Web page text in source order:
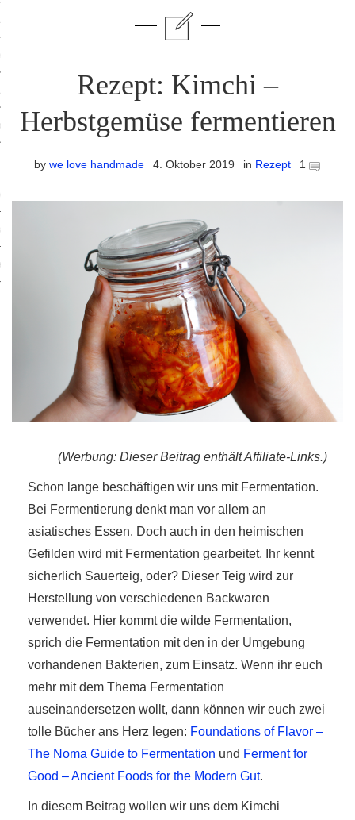
Rezept: Kimchi –
Herbstgemüse fermentieren
by we love handmade 4. Oktober 2019 in Rezept 1
(Werbung: Dieser Beitrag enthält Affiliate-Links.)
Schon lange beschäftigen wir uns mit Fermentation.
Bei Fermentierung denkt man vor allem an
asiatisches Essen. Doch auch in den heimischen
Gefilden wird mit Fermentation gearbeitet. Ihr kennt
sicherlich Sauerteig, oder? Dieser Teig wird zur
Herstellung von verschiedenen Backwaren
verwendet. Hier kommt die wilde Fermentation,
sprich die Fermentation mit den in der Umgebung
vorhandenen Bakterien, zum Einsatz. Wenn ihr euch
mehr mit dem Thema Fermentation
auseinandersetzen wollt, dann können wir euch zwei
tolle Bücher ans Herz legen: Foundations of Flavor –
The Noma Guide to Fermentation und Ferment for
Good – Ancient Foods for the Modern Gut.
In diesem Beitrag wollen wir uns dem Kimchi